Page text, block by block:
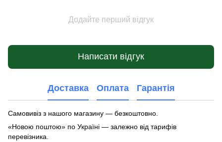
Додайте перший відгук
Написати відгук
Доставка Оплата Гарантія
Самовивіз з нашого магазину — безкоштовно.
«Новою поштою» по Україні — залежно від тарифів
перевізника.